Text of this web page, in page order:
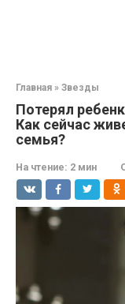
Главная » Звезды
Потерял
Как сейчас
семья?
На чтение: 2 мин